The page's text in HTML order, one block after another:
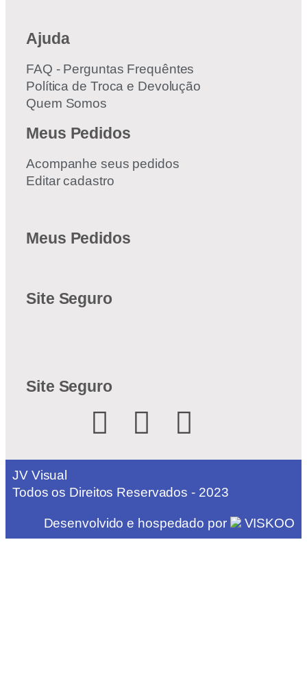
Ajuda
FAQ - Perguntas Frequêntes
Política de Troca e Devolução
Quem Somos
Meus Pedidos
Acompanhe seus pedidos
Editar cadastro
Meus Pedidos
Site Seguro
Site Seguro
JV Visual
Todos os Direitos Reservados - 2023
Desenvolvido e hospedado por VISKOO